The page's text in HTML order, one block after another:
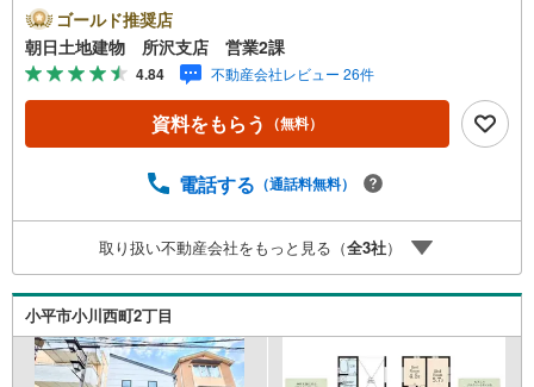
玉・神奈川に展開。豊富な取引データと現場経験をもと
に、お客様一人ひとりに最適なご提案を行っています。
「住宅ローンが不安」「自己資金が少ないけれど購入でき
る？」「住み替えの進め方が分からない」など、購入・売
却に関するお悩みにも有資格スタッフが丁寧に対応。資金
計画の立案から契約・お引渡しまで一貫してサポートいた
件ごとのメリット・注意点をまとめたレポートもご用意し
応。まずはお気軽にご相談ください。■電車でお越しのお客
様は、西武線「所沢駅」西口より徒歩5分■お車でお越しの
お客様は、提携駐車場がございますので弊社営業スタッフ
までお尋ねください。
ゴールド推奨店
朝日土地建物 所沢支店 営業2課
4.84 不動産会社レビュー 26件
資料をもらう （無料）
電話する （通話料無料）
取り扱い不動産会社をもっと見る（全3社）
小平市小川西町2丁目